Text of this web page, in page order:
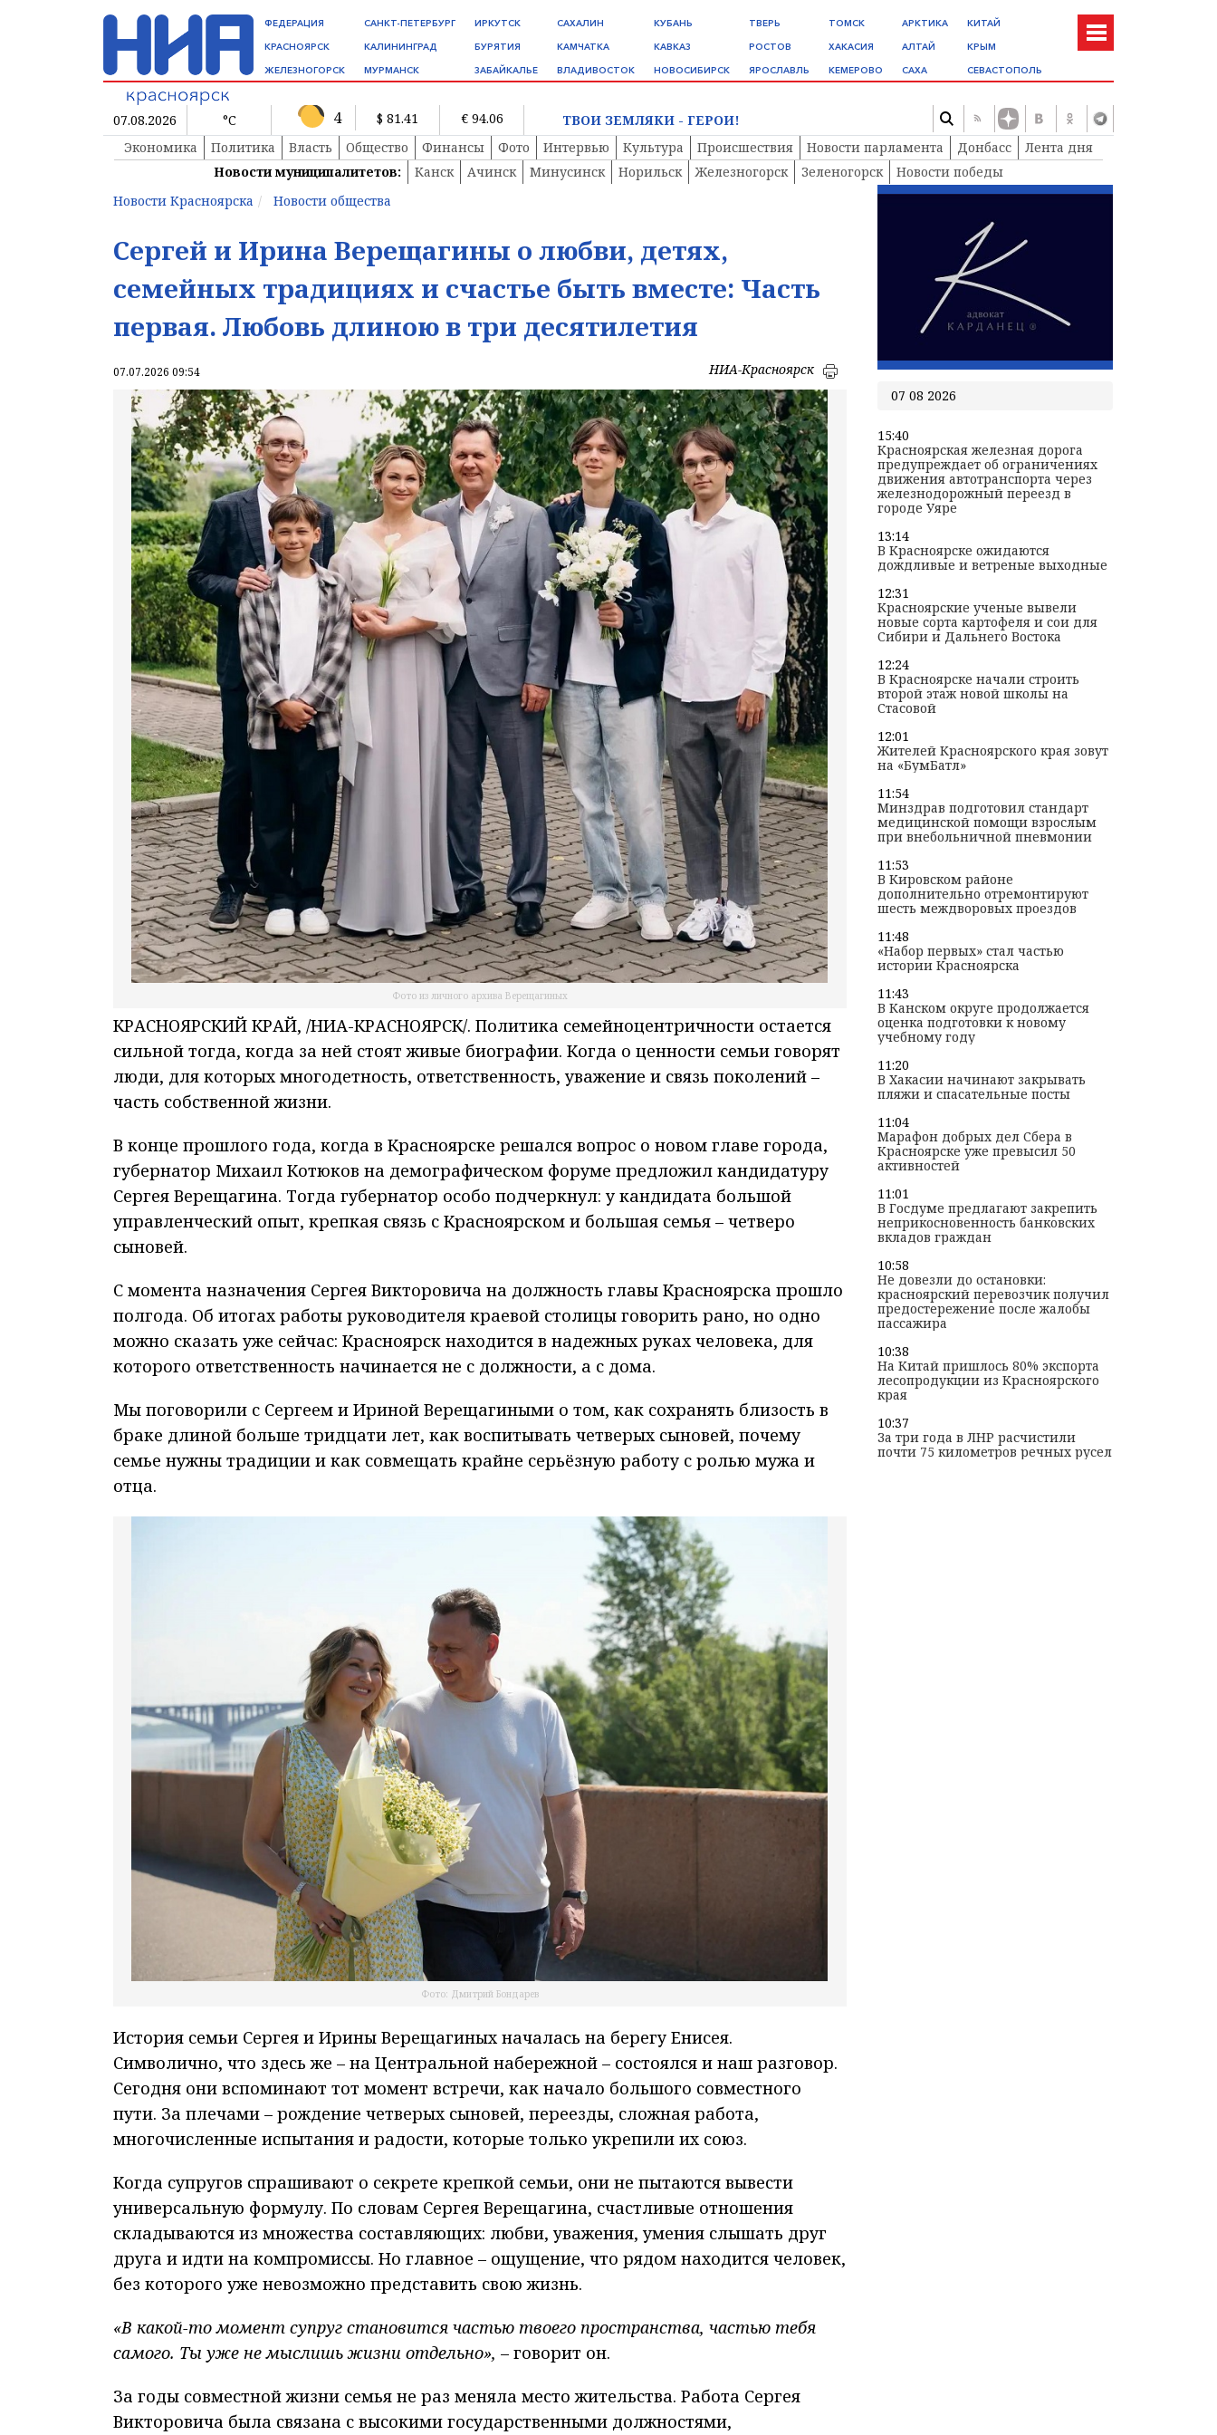
ФЕДЕРАЦИЯ
КРАСНОЯРСК
ЖЕЛЕЗНОГОРСК
САНКТ-ПЕТЕРБУРГ
КАЛИНИНГРАД
МУРМАНСК
ИРКУТСК
БУРЯТИЯ
ЗАБАЙКАЛЬЕ
САХАЛИН
КАМЧАТКА
ВЛАДИВОСТОК
КУБАНЬ
КАВКАЗ
НОВОСИБИРСК
ТВЕРЬ
РОСТОВ
ЯРОСЛАВЛЬ
ТОМСК
ХАКАСИЯ
КЕМЕРОВО
АРКТИКА
АЛТАЙ
САХА
КИТАЙ
КРЫМ
СЕВАСТОПОЛЬ
07.08.2026 °C 4 $ 81.41 € 94.06
ТВОИ ЗЕМЛЯКИ - ГЕРОИ!
Экономика
Политика Власть Общество Финансы Фото Интервью Культура Происшествия Новости парламента Донбасс
Лента дня
Новости муниципалитетов:
Канск Ачинск Минусинск Норильск Железногорск Зеленогорск
Новости победы
Новости Красноярска
Новости общества
Сергей и Ирина Верещагины о любви, детях,
семейных традициях и счастье быть вместе: Часть
первая. Любовь длиною в три десятилетия
07.07.2026 09:54 НИА-Красноярск
Фото из личного архива Верещагиных
КРАСНОЯРСКИЙ КРАЙ, /НИА-КРАСНОЯРСК/. Политика семейноцентричности остается
сильной тогда, когда за ней стоят живые биографии. Когда о ценности семьи говорят
люди, для которых многодетность, ответственность, уважение и связь поколений –
часть собственной жизни.
В конце прошлого года, когда в Красноярске решался вопрос о новом главе города,
губернатор Михаил Котюков на демографическом форуме предложил кандидатуру
Сергея Верещагина. Тогда губернатор особо подчеркнул: у кандидата большой
управленческий опыт, крепкая связь с Красноярском и большая семья – четверо
сыновей.
С момента назначения Сергея Викторовича на должность главы Красноярска прошло
полгода. Об итогах работы руководителя краевой столицы говорить рано, но одно
можно сказать уже сейчас: Красноярск находится в надежных руках человека, для
которого ответственность начинается не с должности, а с дома.
Мы поговорили с Сергеем и Ириной Верещагиными о том, как сохранять близость в
браке длиной больше тридцати лет, как воспитывать четверых сыновей, почему
семье нужны традиции и как совмещать крайне серьёзную работу с ролью мужа и
отца.
Фото: Дмитрий Бондарев
История семьи Сергея и Ирины Верещагиных началась на берегу Енисея.
Символично, что здесь же – на Центральной набережной – состоялся и наш разговор.
Сегодня они вспоминают тот момент встречи, как начало большого совместного
пути. За плечами – рождение четверых сыновей, переезды, сложная работа,
многочисленные испытания и радости, которые только укрепили их союз.
Когда супругов спрашивают о секрете крепкой семьи, они не пытаются вывести
универсальную формулу. По словам Сергея Верещагина, счастливые отношения
складываются из множества составляющих: любви, уважения, умения слышать друг
друга и идти на компромиссы. Но главное – ощущение, что рядом находится человек,
без которого уже невозможно представить свою жизнь.
«В какой-то момент супруг становится частью твоего пространства, частью тебя
самого. Ты уже не мыслишь жизни отдельно», – говорит он.
За годы совместной жизни семья не раз меняла место жительства. Работа Сергея
Викторовича была связана с высокими государственными должностями,
07 08 2026
15:40
Красноярская железная дорога
предупреждает об ограничениях
движения автотранспорта через
железнодорожный переезд в
городе Уяре
13:14
В Красноярске ожидаются
дождливые и ветреные выходные
12:31
Красноярские ученые вывели
новые сорта картофеля и сои для
Сибири и Дальнего Востока
12:24
В Красноярске начали строить
второй этаж новой школы на
Стасовой
12:01
Жителей Красноярского края зовут
на «БумБатл»
11:54
Минздрав подготовил стандарт
медицинской помощи взрослым
при внебольничной пневмонии
11:53
В Кировском районе
дополнительно отремонтируют
шесть междворовых проездов
11:48
«Набор первых» стал частью
истории Красноярска
11:43
В Канском округе продолжается
оценка подготовки к новому
учебному году
11:20
В Хакасии начинают закрывать
пляжи и спасательные посты
11:04
Марафон добрых дел Сбера в
Красноярске уже превысил 50
активностей
11:01
В Госдуме предлагают закрепить
неприкосновенность банковских
вкладов граждан
10:58
Не довезли до остановки:
красноярский перевозчик получил
предостережение после жалобы
пассажира
10:38
На Китай пришлось 80% экспорта
лесопродукции из Красноярского
края
10:37
За три года в ЛНР расчистили
почти 75 километров речных русел